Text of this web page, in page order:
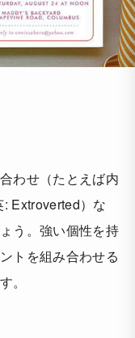
わせ（たとえば内
Extroverted）な
う。強い個性を持
トを組み合わせる
。